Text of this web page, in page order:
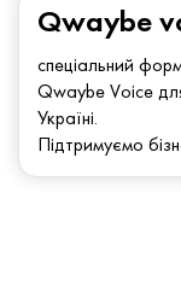
Qwaybe
спеціальний
Qwaybe Voice
Україні.
Підтримуємо